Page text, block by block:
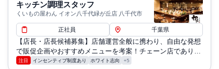
キッチン調理スタッフ
くいもの屋わん イオン八千代緑が丘店 八千代市
正社員 千葉県
【店長・店長候補募集】店舗運営全般に携わり、自由な発想
で販促企画やおすすめメニューを考案！チェーン店でありな
がら個性を活かせるチャンスです。
注目 インセンティブ制度あり ホワイト志向 +5